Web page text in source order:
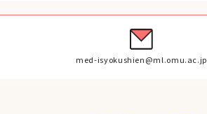
med-isyokushien@ml.omu.ac.jp